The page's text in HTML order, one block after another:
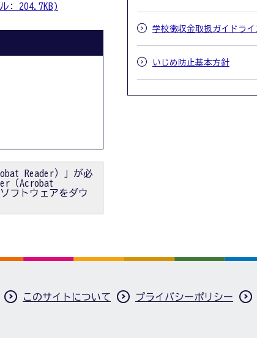
: 204.7KB)
Reader）」が必
（Acrobat
フトウェアをダウ
学校徴収金取扱ガイドライ
いじめ防止基本方針
このサイトについて プライバシーポリシー